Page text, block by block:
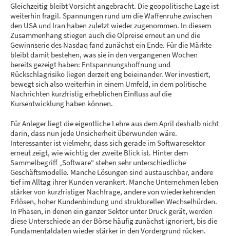
Gleichzeitig bleibt Vorsicht angebracht. Die geopolitische Lage ist
weiterhin fragil. Spannungen rund um die Waffenruhe zwischen
den USA und Iran haben zuletzt wieder zugenommen. In diesem
Zusammenhang stiegen auch die Ölpreise erneut an und die
Gewinnserie des Nasdaq fand zunächst ein Ende. Für die Märkte
bleibt damit bestehen, was sie in den vergangenen Wochen
bereits gezeigt haben: Entspannungshoffnung und
Rückschlagrisiko liegen derzeit eng beieinander. Wer investiert,
bewegt sich also weiterhin in einem Umfeld, in dem politische
Nachrichten kurzfristig erheblichen Einfluss auf die
Kursentwicklung haben können.
Für Anleger liegt die eigentliche Lehre aus dem April deshalb nicht
darin, dass nun jede Unsicherheit überwunden wäre.
Interessanter ist vielmehr, dass sich gerade im Softwaresektor
erneut zeigt, wie wichtig der zweite Blick ist. Hinter dem
Sammelbegriff „Software“ stehen sehr unterschiedliche
Geschäftsmodelle. Manche Lösungen sind austauschbar, andere
tief im Alltag ihrer Kunden verankert. Manche Unternehmen leben
stärker von kurzfristiger Nachfrage, andere von wiederkehrenden
Erlösen, hoher Kundenbindung und strukturellen Wechselhürden.
In Phasen, in denen ein ganzer Sektor unter Druck gerät, werden
diese Unterschiede an der Börse häufig zunächst ignoriert, bis die
Fundamentaldaten wieder stärker in den Vordergrund rücken.